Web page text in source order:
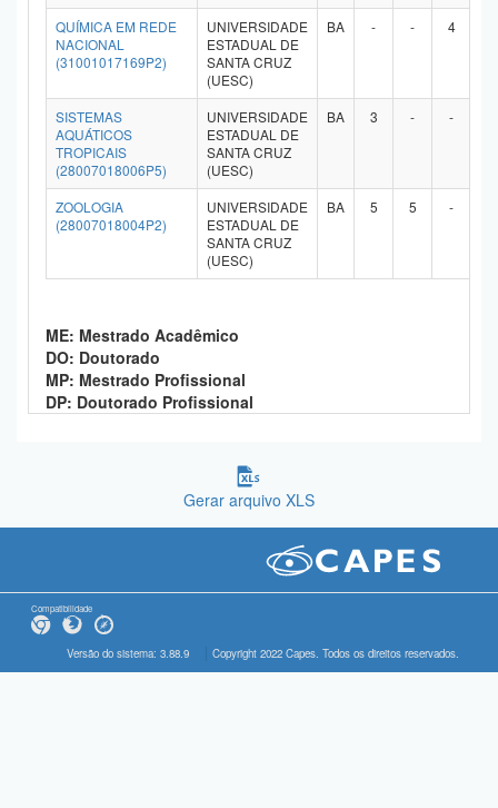
QUÍMICA EM REDE
NACIONAL
(31001017169P2)
UNIVERSIDADE
ESTADUAL DE
SANTA CRUZ
(UESC)
BA - - 4
SISTEMAS
AQUÁTICOS
TROPICAIS
(28007018006P5)
UNIVERSIDADE
ESTADUAL DE
SANTA CRUZ
(UESC)
BA 3 - -
ZOOLOGIA
(28007018004P2)
UNIVERSIDADE
ESTADUAL DE
SANTA CRUZ
(UESC)
BA 5 5 -
ME: Mestrado Acadêmico
DO: Doutorado
MP: Mestrado Profissional
DP: Doutorado Profissional
Gerar arquivo XLS
Compatibilidade
Versão do sistema: 3.88.9 Copyright 2022 Capes. Todos os direitos reservados.